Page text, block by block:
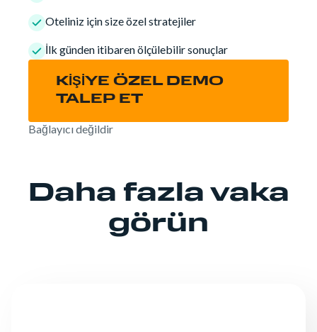
Oteliniz için size özel stratejiler
İlk günden itibaren ölçülebilir sonuçlar
KİŞİYE ÖZEL DEMO
TALEP ET
Bağlayıcı değildir
Daha fazla vaka
görün